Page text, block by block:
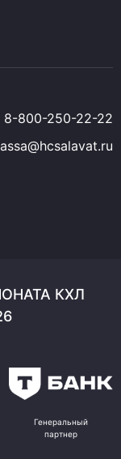
8-800-250-22-22
КХЛ
Генеральный
партнер